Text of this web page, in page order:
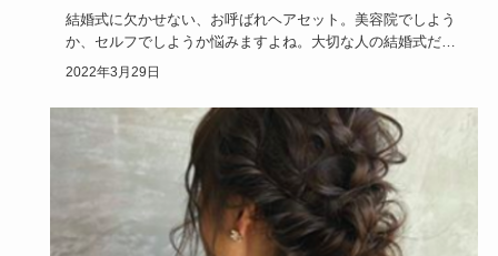
結婚式に欠かせない、お呼ばれヘアセット。美容院でしよう
か、セルフでしようか悩みますよね。大切な人の結婚式だか
ら、素敵なヘア…
2022年3月29日